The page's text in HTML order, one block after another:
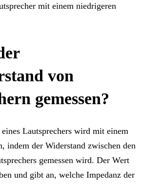
mit einem niedrigeren
von
gemessen?
Lautsprechers wird mit einem
indem der Widerstand zwischen den
gemessen wird. Der Wert
und gibt an, welche Impedanz der